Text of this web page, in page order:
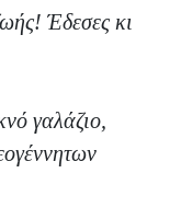
Έδεσες κι
γαλάζιο,